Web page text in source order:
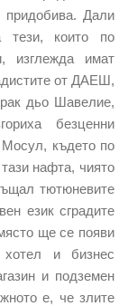
придобива. Дали
тези, които по
изглежда имат
от ДАЕШ,
дьо Шавелие,
безценни
Мосул, където по
нафта, чиято
тютюневите
език сградите
ще се появи
хотел и бизнес
и подземен
е, че злите